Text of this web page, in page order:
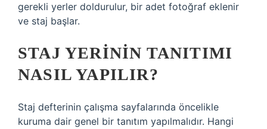
gerekli yerler doldurulur, bir adet fotoğraf eklenir
ve staj başlar.
STAJ YERININ TANITIMI
NASIL YAPILIR?
Staj defterinin çalışma sayfalarında öncelikle
kuruma dair genel bir tanıtım yapılmalıdır. Hangi